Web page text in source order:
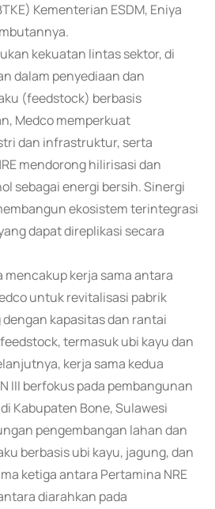
Kementerian ESDM, Eniya
kekuatan lintas sektor, di
dalam penyediaan dan
(feedstock) berbasis
Medco memperkuat
dan infrastruktur, serta
mendorong hilirisasi dan
sebagai energi bersih. Sinergi
ekosistem terintegrasi
dapat direplikasi secara
mencakup kerja sama antara
untuk revitalisasi pabrik
kapasitas dan rantai
termasuk ubi kayu dan
kerja sama kedua
III berfokus pada pembangunan
Kabupaten Bone, Sulawesi
pengembangan lahan dan
berbasis ubi kayu, jagung, dan
ketiga antara Pertamina NRE
diarahkan pada